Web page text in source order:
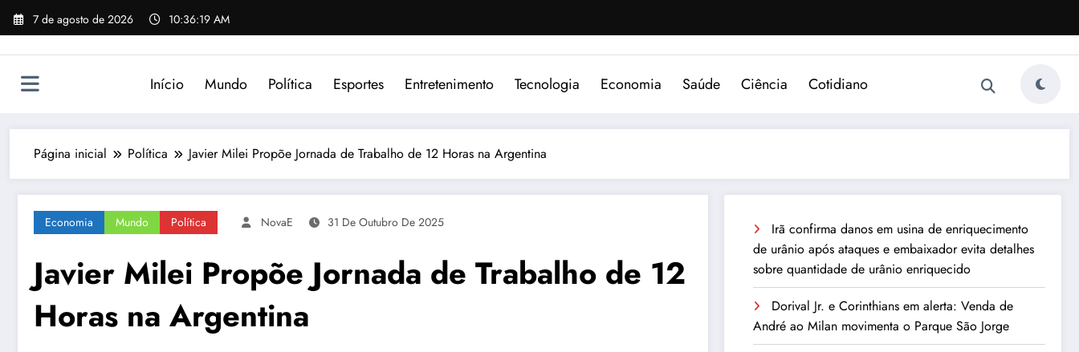
Pular
para
7 de agosto de 2026 10:36:19 AM
Início Mundo Política Esportes Entretenimento Tecnologia Economia Saúde Ciência Cotidiano
Página inicial Política Javier Milei Propõe Jornada de Trabalho de 12 Horas na Argentina
Economia Mundo Política NovaE 31 De Outubro De 2025
Javier Milei Propõe Jornada de Trabalho de 12
Horas na Argentina
Irã confirma danos em usina de enriquecimento
de urânio após ataques e embaixador evita detalhes
sobre quantidade de urânio enriquecido
Dorival Jr. e Corinthians em alerta: Venda de
André ao Milan movimenta o Parque São Jorge